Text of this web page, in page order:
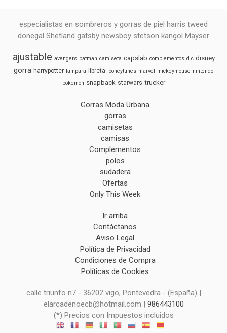
especialistas en sombreros y gorras de piel harris tweed
donegal Shetland gatsby newsboy stetson kangol Mayser
ajustable avengers batman camiseta capslab complementos d.c disney
gorra harrypotter lampara libreta looneytunes marvel mickeymouse nintendo
pokemon snapback starwars trucker
Gorras Moda Urbana
gorras
camisetas
camisas
Complementos
polos
sudadera
Ofertas
Only This Week
Ir arriba
Contáctanos
Aviso Legal
Política de Privacidad
Condiciones de Compra
Políticas de Cookies
calle triunfo n7 - 36202 vigo, Pontevedra - (España) |
elarcadenoecb@hotmail.com | 986443100
(*) Precios con Impuestos incluidos